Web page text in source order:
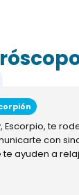
Escorpio, te
con
te ayuden a